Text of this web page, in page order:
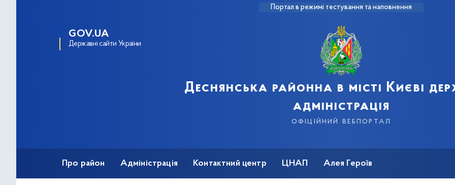
Портал в режимі тестування та наповнення
GOV.UA
Державні сайти України
Деснянська районна в місті Києві
адміністрація
офіційний вебпортал
Про район Адміністрація Контактний центр ЦНАП Алея Героїв